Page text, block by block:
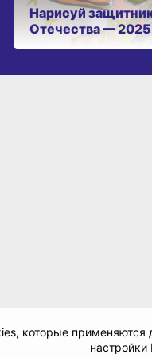
Нарисуй
Отечества — 2025
которые
настройки